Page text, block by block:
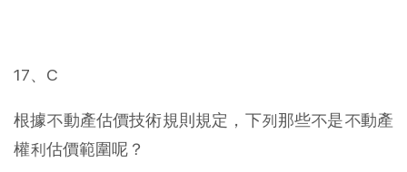
17、C
根據不動產估價技術規則規定，下列那些不是不動產
權利估價範圍呢？